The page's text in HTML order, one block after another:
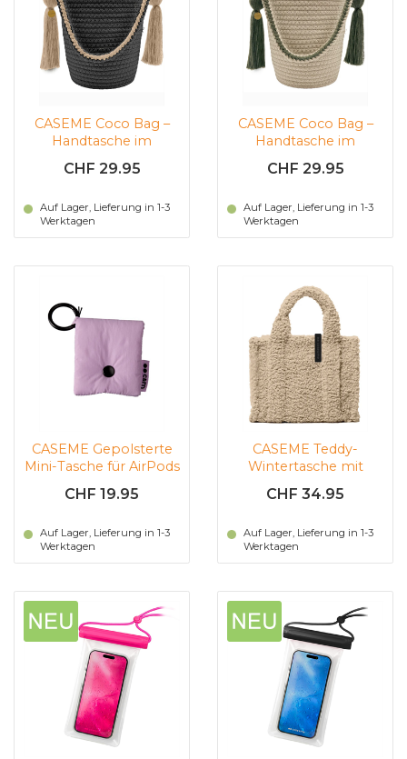
CASEME Coco Bag –
Handtasche im
CHF 29.95
Auf Lager, Lieferung in 1-3
Werktagen
CASEME Coco Bag –
Handtasche im
(Elfenbeingrün)
CHF 29.95
Auf Lager, Lieferung in 1-3
Werktagen
CASEME Gepolsterte
Mini-Tasche für AirPods
CHF 19.95
Auf Lager, Lieferung in 1-3
Werktagen
CASEME Teddy-
Wintertasche mit
Smartpho (
CHF 34.95
Auf Lager, Lieferung in 1-3
Werktagen